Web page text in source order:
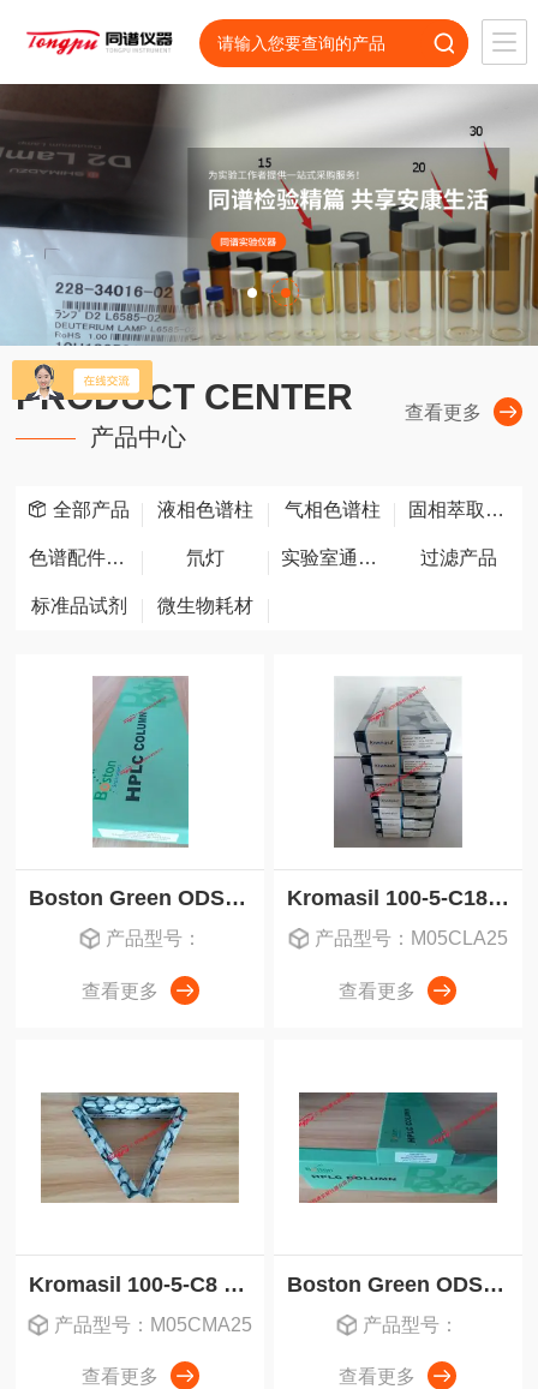
PRODUCT CENTER
产品中心
查看更多
全部产品 液相色谱柱 气相色谱柱 固相萃取SPE
色谱配件耗材 氘灯 实验室通用仪器 过滤产品
标准品试剂 微生物耗材
Boston Green ODS波士顿液相色谱柱
产品型号：
查看更多
Kromasil 100-5-C18 液相色谱柱
产品型号：M05CLA25
查看更多
Kromasil 100-5-C8 液相色谱柱
产品型号：M05CMA25
查看更多
Boston Green ODS-AQ波士顿液相色谱柱
产品型号：
查看更多